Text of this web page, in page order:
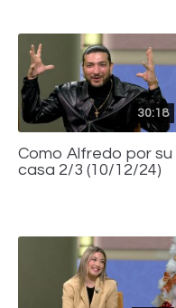
30:18
Como Alfredo por su
casa 2/3 (10/12/24)